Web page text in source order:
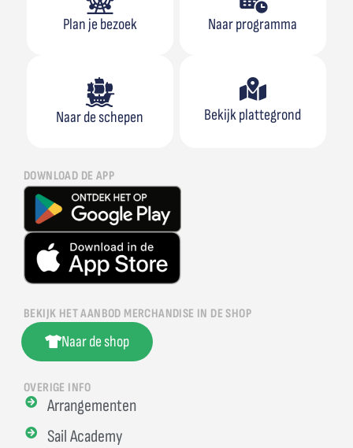
Plan je bezoek Naar programma
Naar de schepen Bekijk plattegrond
DOWNLOAD DE APP
BEKIJK HET AANBOD MERCHANDISE IN DE SHOP
Naar de shop
OVERIGE INFO
Arrangementen
Sail Academy